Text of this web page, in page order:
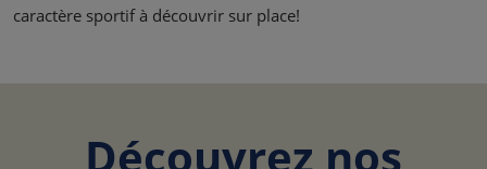
caractère sportif à découvrir sur place!
Découvrez nos